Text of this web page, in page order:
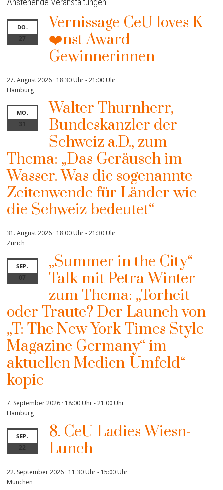
DO.
27
Vernissage CeU loves K
❤️nst Award
Gewinnerinnen
27. August 2026 · 18:30 Uhr-21:00 Uhr
Hamburg
MO.
31
Walter Thurnherr,
Bundeskanzler der
Schweiz a.D., zum
Thema: „Das Geräusch im
Wasser. Was die sogenannte
Zeitenwende für Länder wie
die Schweiz bedeutet“
31. August 2026 · 18:00 Uhr-21:30 Uhr
Zürich
SEP.
07
„Summer in the City“
Talk mit Petra Winter
zum Thema: „Torheit
oder Traute? Der Launch von
„T: The New York Times Style
Magazine Germany“ im
aktuellen Medien-Umfeld“
kopie
7. September 2026 · 18:00 Uhr-21:00 Uhr
Hamburg
SEP.
22
8. CeU Ladies Wiesn-
Lunch
22. September 2026 · 11:30 Uhr- 15:00 Uhr
München